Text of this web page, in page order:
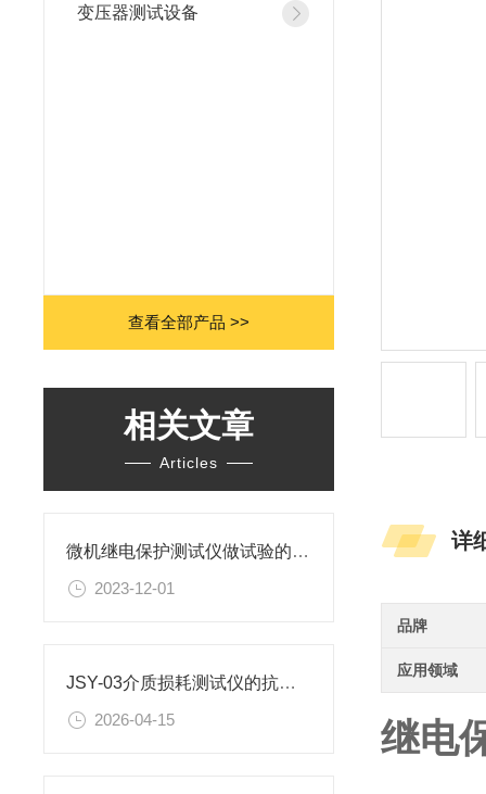
变压器测试设备
查看全部产品 >>
相关文章
Articles
微机继电保护测试仪做试验的各种用途
2023-12-01
JSY-03介质损耗测试仪的抗干扰与CVT综合测量能力
2026-04-15
详
品牌
应用领域
继电